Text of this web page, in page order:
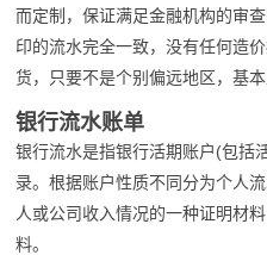
而定制，保证满足金融机构的审
印的流水完全一致，没有任何造
货，只要不是个别偏远地区，基
银行流水账单
银行流水是指银行活期账户(包括
录。根据账户性质不同分为个人
人或公司收入情况的一种证明材
料。